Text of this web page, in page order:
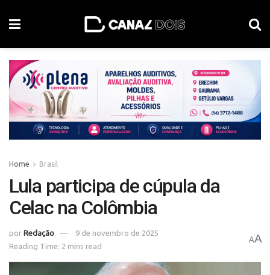
Home Brasil
Lula participa de cúpula da
Celac na Colômbia
por Redação
9 de novembro de 2025
Reading Time: 2 mins read
AA